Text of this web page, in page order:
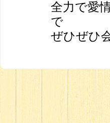
全力で愛
で
ぜひぜひ